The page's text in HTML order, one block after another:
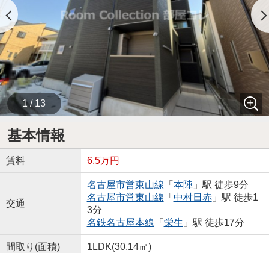
1 / 13
基本情報
賃料 6.5万円
交通
名古屋市営東山線 「 本陣」駅 徒歩9分
名古屋市営東山線 「 中村日赤」駅 徒歩1
3分
名鉄名古屋本線 「 栄生 」駅 徒歩17分
間取り(面積) 1LDK(30.14㎡)